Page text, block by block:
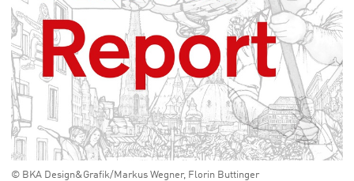
© BKA Design&Grafik/Markus Wegner, Florin Buttinger